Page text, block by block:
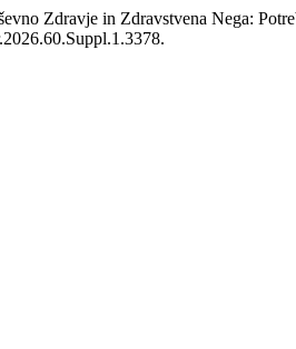
Zdravje in Zdravstvena Nega: